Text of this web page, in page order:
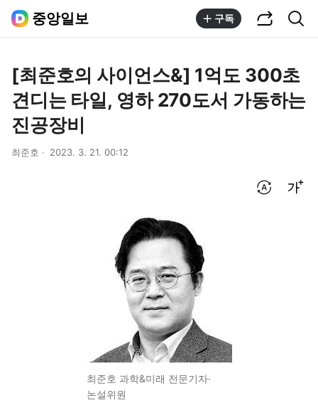
중앙일보 구독
[최준호의 사이언스&] 1억도 300초
견디는 타일, 영하 270도서 가동하는
진공장비
최준호 2023. 3. 21. 00:12
최준호 과학&미래 전문기자·
논설위원